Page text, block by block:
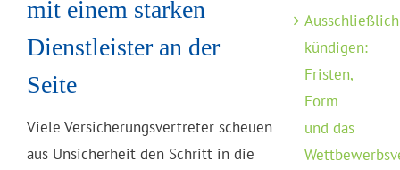
mit einem starken
Dienstleister an der
Seite
Viele Versicherungsvertreter scheuen
aus Unsicherheit den Schritt in die
kündigen:
Fristen,
Form
und das